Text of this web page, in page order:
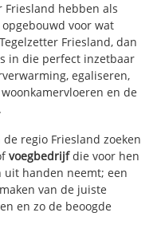
Friesland hebben als
voor wat
Friesland, dan
in die perfect inzetbaar
egaliseren,
en de
.
regio Friesland zoeken
voegbedrijfdie voor hen
uit handen neemt; een
van de juiste
en zo de beoogde